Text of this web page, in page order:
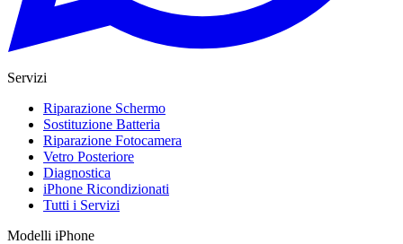
Servizi
Riparazione Schermo
Sostituzione Batteria
Riparazione Fotocamera
Vetro Posteriore
Diagnostica
iPhone Ricondizionati
Tutti i Servizi
Modelli iPhone